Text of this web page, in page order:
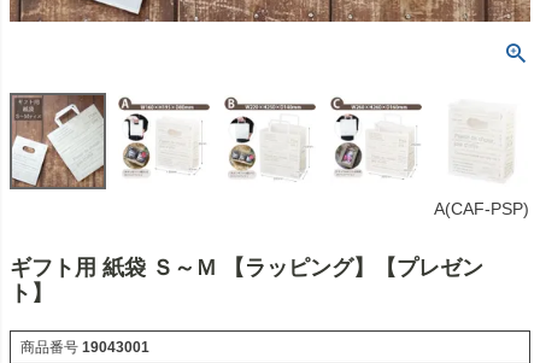
A(CAF-PSP)
ギフト用 紙袋 Ｓ～Ｍ 【ラッピング】【プレゼン
ト】
商品番号 19043001